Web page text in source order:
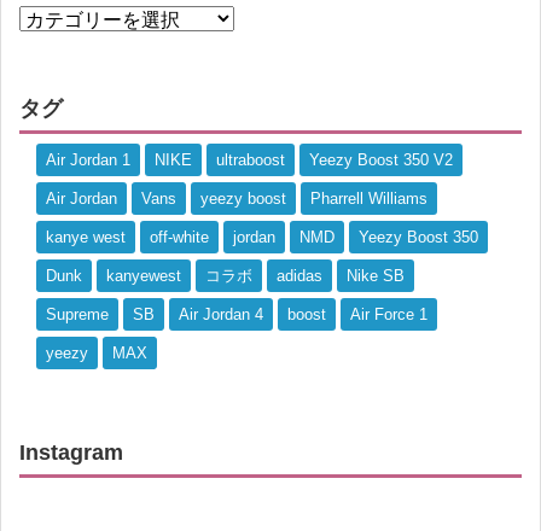
タグ
Air Jordan 1 NIKE ultraboost Yeezy Boost 350 V2
Air Jordan Vans yeezy boost Pharrell Williams
kanye west off-white jordan NMD Yeezy Boost 350
Dunk kanyewest コラボ adidas Nike SB
Supreme SB Air Jordan 4 boost Air Force 1
yeezy MAX
Instagram